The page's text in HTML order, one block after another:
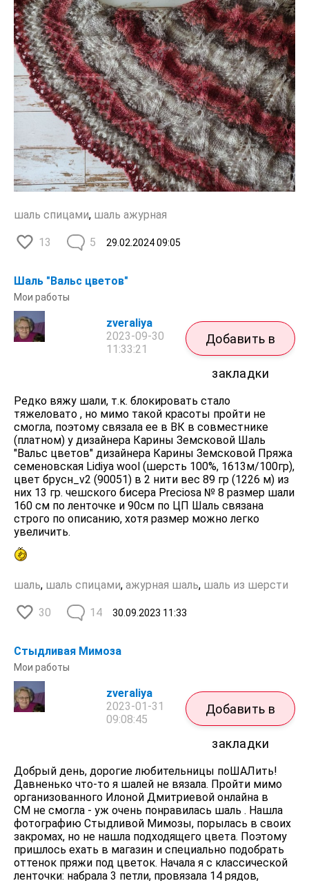
шаль спицами, шаль ажурная
13 29.02.202409:05
5
Шаль "Вальс цветов"
Мои работы
zveraliya
2023-09-30
11:33:21
Добавить в
закладки
Редко вяжу шали, т.к. блокировать стало
тяжеловато , но мимо такой красоты пройти не
смогла, поэтому связала ее в ВК в совместнике
(платном) у дизайнера Карины Земсковой Шаль
"Вальс цветов" дизайнера Карины Земсковой Пряжа
семеновская Lidiya wool (шерсть 100%, 1613м/100гр),
цвет брусн_v2 (90051) в 2 нити вес 89 гр (1226 м) из
них 13 гр. чешского бисера Preciosa № 8 размер шали
160 см по ленточке и 90см по ЦП Шаль связана
строго по описанию, хотя размер можно легко
увеличить.
шаль, шаль спицами, ажурная шаль, шаль из шерсти
30 30.09.2023 11:33
14
Стыдливая Мимоза
Мои работы
zveraliya
2023-01-31
09:08:45
Добавить в
закладки
Добрый день, дорогие любительницы поШАЛить!
Давненько что-то я шалей не вязала. Пройти мимо
организованного Илоной Дмитриевой онлайна в
СМ не смогла - уж очень понравилась шаль . Нашла
фотографию Стыдливой Мимозы, порылась в своих
закромах, но не нашла подходящего цвета. Поэтому
пришлось ехать в магазин и специально подобрать
оттенок пряжи под цветок. Начала я с классической
ленточки: набрала 3 петли, провязала 14 рядов,